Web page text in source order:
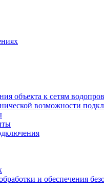
объекта к сетям
возможности
и обеспечения